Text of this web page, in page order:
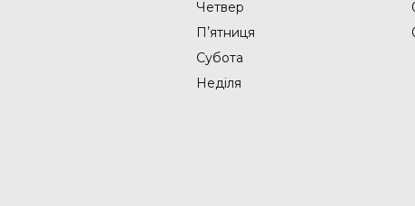
Четвер
Пʼятниця
Субота
Неділя